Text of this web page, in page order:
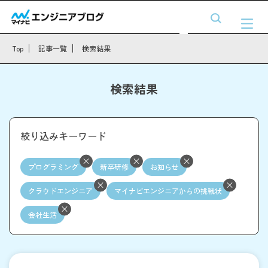
Top 記事一覧 検索結果
検索結果
絞り込みキーワード
プログラミング 新卒研修 お知らせ
クラウドエンジニア マイナビエンジニアからの挑戦状
会社生活